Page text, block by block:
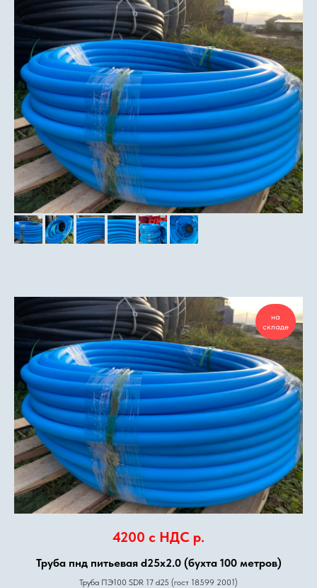
на
складе
4200 с НДС р.
Труба пнд питьевая d25х2.0 (бухта 100 метров)
Труба ПЭ100 SDR 17 d25 (гост 18599 2001)